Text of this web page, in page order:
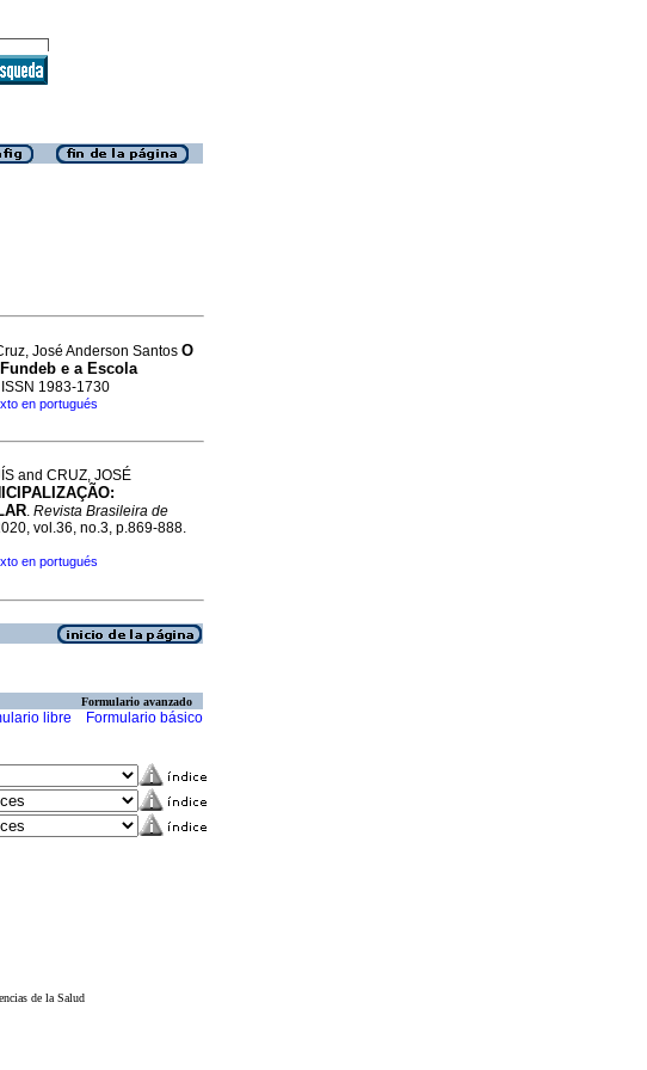
José Anderson Santos O
e a Escola
1983-1730
en portugués
and CRUZ, JOSÉ
. Revista Brasileira de
vol.36, no.3, p.869-888.
en portugués
Formulario avanzado
libre Formulario básico
de la Salud